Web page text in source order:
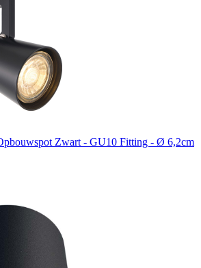
Zwart - GU10 Fitting - Ø 6,2cm